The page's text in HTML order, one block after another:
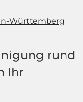
Württemberg
rund
Ihr